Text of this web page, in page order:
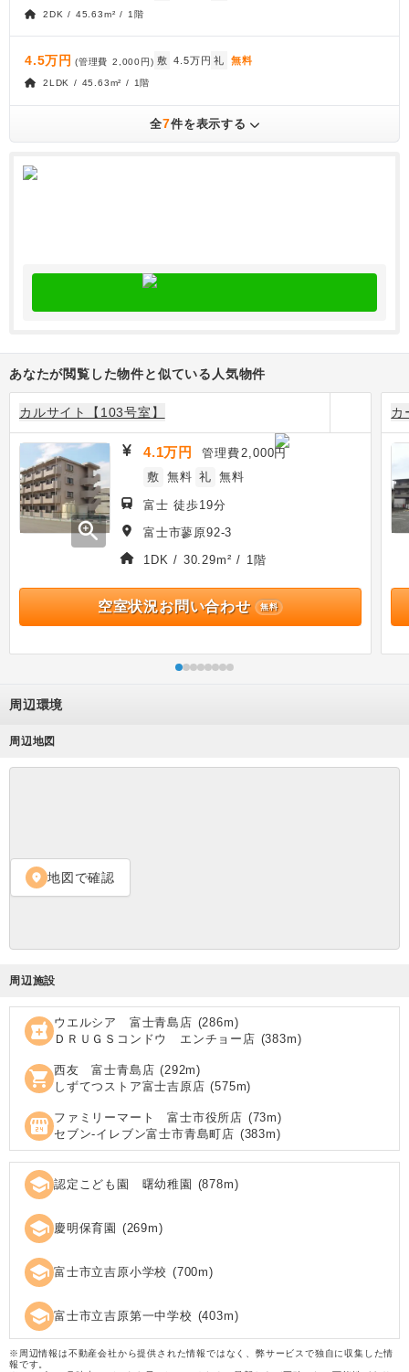
2DK / 45.63m² / 1階
4.5万円 (管理費 2,000円) 敷 4.5万円 礼 無料
2LDK / 45.63m² / 1階
全7件を表示する
あなたが閲覧した物件と似ている人気物件
カルサイト【103号室】
zoom_in
4.1万円 管理費 2,000円
敷 無料 礼 無料
富士 徒歩19分
富士市蓼原92-3
1DK / 30.29m² / 1階
空室状況お問い合わせ 無料
カ
周辺環境
周辺地図
location_on 地図で確認
周辺施設
local_pharmacy ウエルシア 富士青島店 (286m)
ＤＲＵＧＳコンドウ エンチョー店 (383m)
shopping_cart 西友 富士青島店 (292m)
しずてつストア富士吉原店 (575m)
local_convenience_store ファミリーマート 富士市役所店 (73m)
セブン‐イレブン富士市青島町店 (383m)
school 認定こども園 曙幼稚園 (878m)
school 慶明保育園 (269m)
school 富士市立吉原小学校 (700m)
school 富士市立吉原第一中学校 (403m)
※周辺情報は不動産会社から提供された情報ではなく、弊サービスで独自に収集した情
報です。